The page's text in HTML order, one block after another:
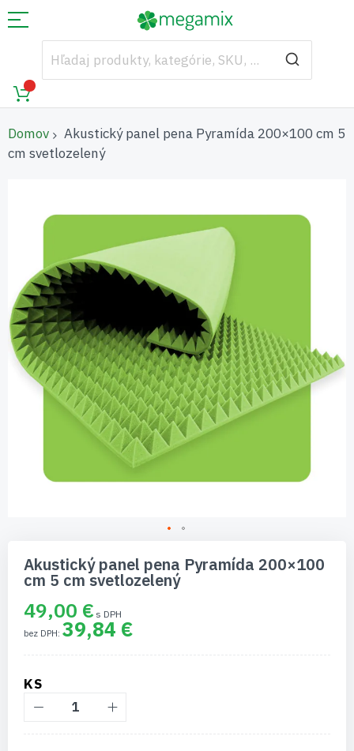
Domov
Akustický panel pena Pyramída 200×100 cm 5
cm svetlozelený
začiatok
galérie
Akustický panel pena Pyramída 200×100
cm 5 cm svetlozelený
49,00 €
39,84 €
KS